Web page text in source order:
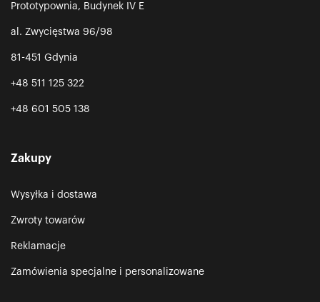
Prototypownia, Budynek IV E
al. Zwycięstwa 96/98
81-451 Gdynia
+48 511 125 322
+48 601 505 138
Zakupy
Wysyłka i dostawa
Zwroty towarów
Reklamacje
Zamówienia specjalne i personalizowane